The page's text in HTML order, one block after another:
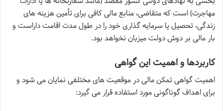
مهاجرت) است که متقاضی، منابع مالی کافی برای تأمین هزینه های
زندگی، تحصیل یا سرمایه گذاری خود را در طول مدت اقامت داراست و
بار مالی بر دوش دولت میزبان نخواهد بود.
کاربردها و اهمیت این گواهی
اهمیت گواهی تمکن مالی در موقعیت های مختلفی نمایان می شود و
برای اهداف گوناگونی مورد استفاده قرار می گیرد: